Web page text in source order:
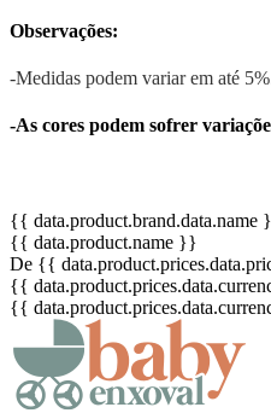
Observações:
-Medidas podem variar em até
-As cores podem sofrer
{{ data.product.brand.data.name
{{ data.product.name }}
De {{
{{
{{